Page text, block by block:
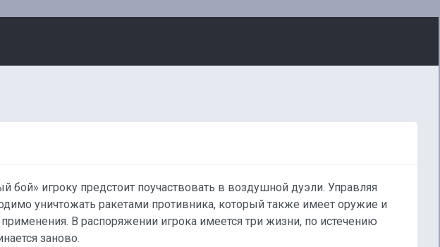
бой» игроку предстоит поучаствовать в воздушной дуэли. Управляя
уничтожать ракетами противника, который также имеет оружие и
В распоряжении игрока имеется три жизни, по истечению
заново.